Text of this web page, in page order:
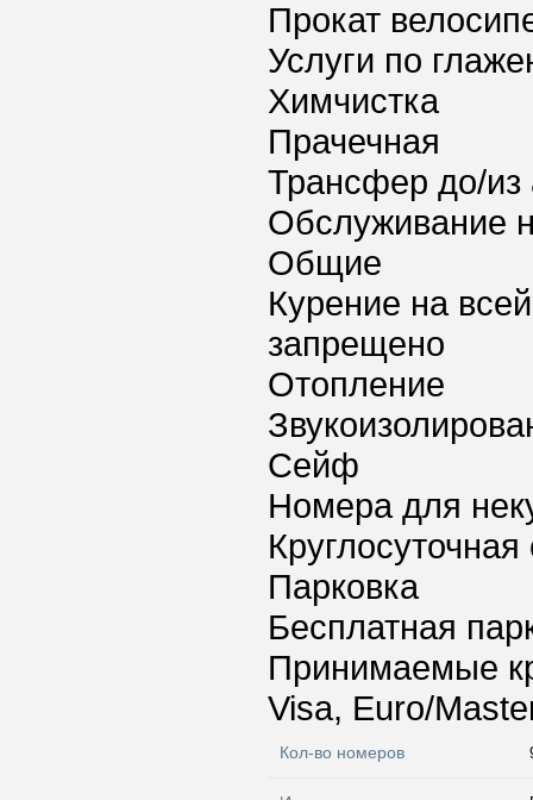
Прокат
Услуги по
Химчистка
Прачечная
Трансфер до/из
Обслуживание
Общие
Курение на
запрещено
Отопление
Сейф
Номера для
Парковка
Бесплатная
Принимаемые
Visa, Euro/
Кол-во номеров